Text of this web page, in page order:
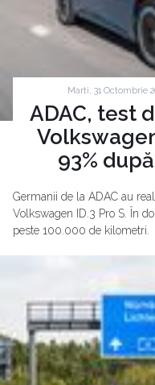
Marti, 31 Octombrie
ADAC, test
93%
Germanii de la ADAC au
Volkswagen ID.3 Pro S. În
peste 100.000 de kilometri.